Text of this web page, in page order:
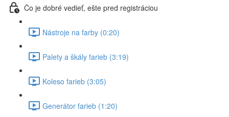
Čo je dobré vedieť, ešte pred registráciou
Nástroje na farby (0:20)
Palety a škály farieb (3:19)
Koleso farieb (3:05)
Generátor farieb (1:20)